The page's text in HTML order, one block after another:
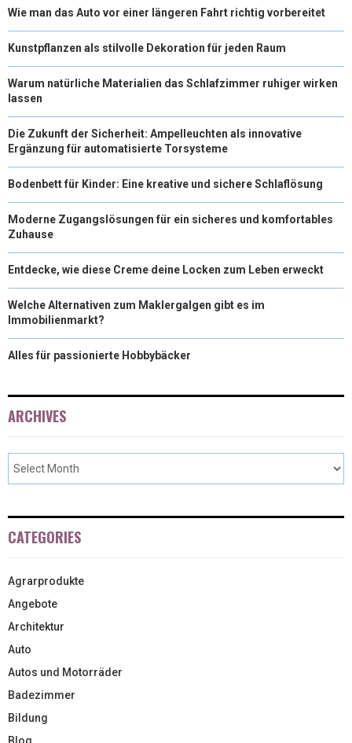
Wie man das Auto vor einer längeren Fahrt richtig vorbereitet
Kunstpflanzen als stilvolle Dekoration für jeden Raum
Warum natürliche Materialien das Schlafzimmer ruhiger wirken
lassen
Die Zukunft der Sicherheit: Ampelleuchten als innovative
Ergänzung für automatisierte Torsysteme
Bodenbett für Kinder: Eine kreative und sichere Schlaflösung
Moderne Zugangslösungen für ein sicheres und komfortables
Zuhause
Entdecke, wie diese Creme deine Locken zum Leben erweckt
Welche Alternativen zum Maklergalgen gibt es im
Immobilienmarkt?
Alles für passionierte Hobbybäcker
ARCHIVES
CATEGORIES
Agrarprodukte
Angebote
Architektur
Auto
Autos und Motorräder
Badezimmer
Bildung